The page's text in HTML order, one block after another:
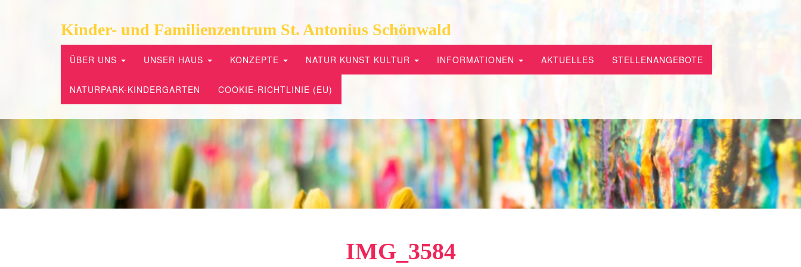
Kinder- und Familienzentrum St. Antonius Schönwald
ÜBER UNS UNSER HAUS KONZEPTE NATUR KUNST KULTUR INFORMATIONEN AKTUELLES STELLENANGEBOTE
NATURPARK-KINDERGARTEN COOKIE-RICHTLINIE (EU)
IMG_3584